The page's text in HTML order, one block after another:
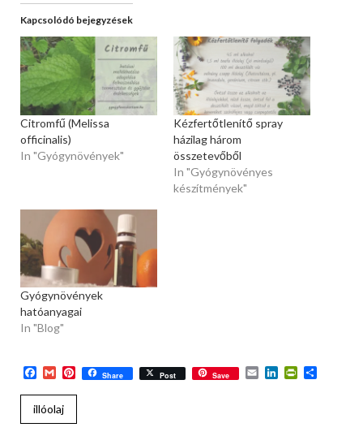
Kapcsolódó bejegyzések
Citromfű (Melissa
officinalis)
In "Gyógynövények"
Kézfertőtlenítő spray
házilag három
összetevőből
In "Gyógynövényes
készítmények"
Gyógynövények
hatóanyagai
In "Blog"
Facebook
GmailPinterest
Share Post Save EmailLinkedIn
illóolaj